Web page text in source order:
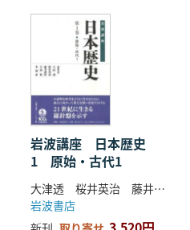
岩波講座 日本歴史
1 原始・古代1
大津透 桜井英治 藤井譲治 他編
岩波書店